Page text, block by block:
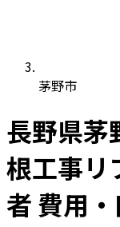
茅野市
長野県茅
根工事リ
者 費用